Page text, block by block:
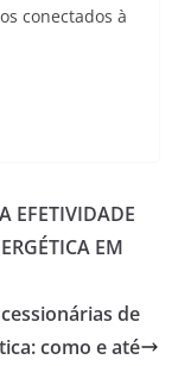
conectados à
EFETIVIDADE
EM
de
como e até